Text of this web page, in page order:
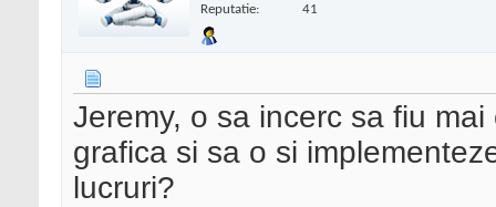
Reputatie: 41
Jeremy, o sa incerc sa fiu
grafica si sa o si
lucruri?